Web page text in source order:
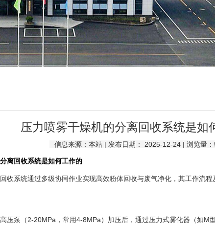
压力喷雾干燥机的分离回收系统是如
信息来源：本站 | 发布日期： 2025-12-24 | 浏览量：
离回收系统是如何工作的
收系统通过多级协同作业实现高效粉体回收与废气净化，其工作流程
泵（2-20MPa，常用4-8MPa）加压后，通过压力式雾化器（如M